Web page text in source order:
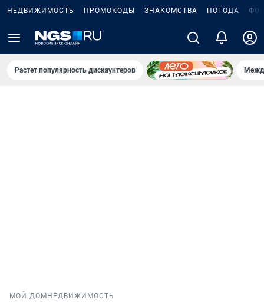
НЕДВИЖИМОСТЬ ПРОМОКОДЫ ЗНАКОМСТВА ПОГОДА
Растет популярность дискаунтеров
МОЙ ДОМ НЕДВИЖИМОСТЬ